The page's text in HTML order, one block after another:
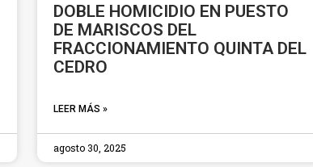
DOBLE HOMICIDIO EN PUESTO
DE MARISCOS DEL
FRACCIONAMIENTO QUINTA DEL
CEDRO
LEER MÁS »
agosto 30, 2025